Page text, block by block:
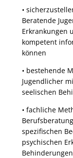
•
Beratende
Erkrankungen
kompetent
können
• bestehende
Jugendlicher
seelischen
• fachliche
spezifischen
psychischen